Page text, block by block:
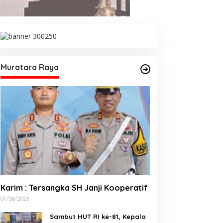
Berita, Hukum dan Kriminal, Lubuklinggau
Diduga Usai Konsumsi Narkoba,
Bengkulu Merusak Mobil Dan Aniaya Pemilik
Mobil
09/2025
Muratara Raya
Karim : Tersangka SH Janji Kooperatif
07/08/2026
Sambut HUT RI ke-81, Kepala